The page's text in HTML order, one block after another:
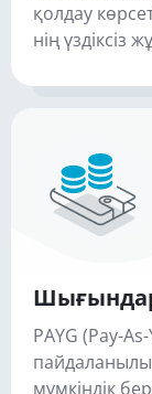
қолдау
нің үздіксіз
PAYG (Pay-
мүмкіндік